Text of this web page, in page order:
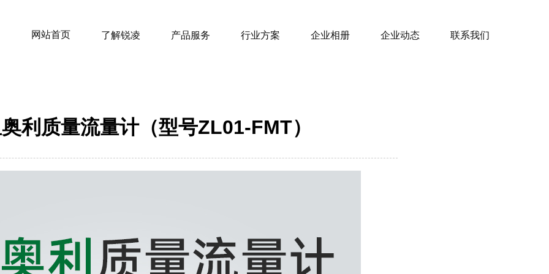
网站首页 了解锐凌 产品服务 行业方案 企业相册 企业动态 联系我们
利质量流量计（型号ZL01-FMT）